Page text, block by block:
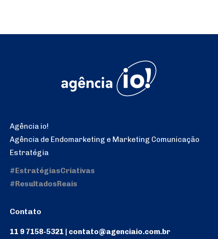
Agência io!
Agência de Endomarketing e Marketing Comunicação
Estratégia
#EstratégiasCriativas
#ResultadosReais
Contato
11 9 7158-5321 | contato@agenciaio.com.br